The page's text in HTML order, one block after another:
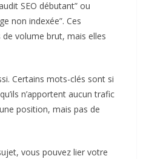
SEO débutant” ou
non indexée”. Ces
volume brut, mais elles
Certains mots-clés sont si
n’apportent aucun trafic
position, mais pas de
vous pouvez lier votre